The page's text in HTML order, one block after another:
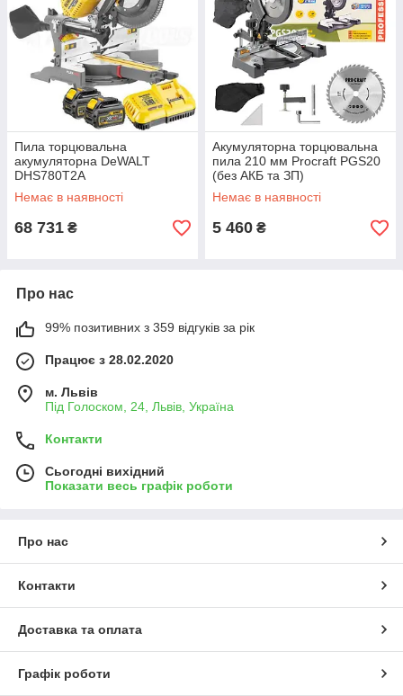
Пила торцювальна
акумуляторна DeWALT
DHS780T2A
Немає в наявності
68 731 ₴
Акумуляторна торцювальна
пила 210 мм Procraft PGS20
(без АКБ та ЗП)
Немає в наявності
5 460 ₴
Про нас
99% позитивних з 359 відгуків за рік
Працює з 28.02.2020
м. Львів
Під Голоском, 24, Львів, Україна
Контакти
Сьогодні вихідний
Показати весь графік роботи
Про нас
Контакти
Доставка та оплата
Графік роботи